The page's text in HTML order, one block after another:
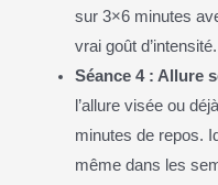
sur 3×6 minutes
vrai goût d’intensité.
Séance 4 : Allure
l’allure visée ou
minutes de repos.
même dans les